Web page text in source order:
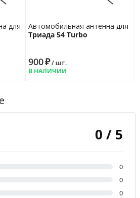
для радиоАвтомобильная антенна для
Триада 54 Turbo
900₽/ шт.
В НАЛИЧИИ
0 / 5
0
0
0